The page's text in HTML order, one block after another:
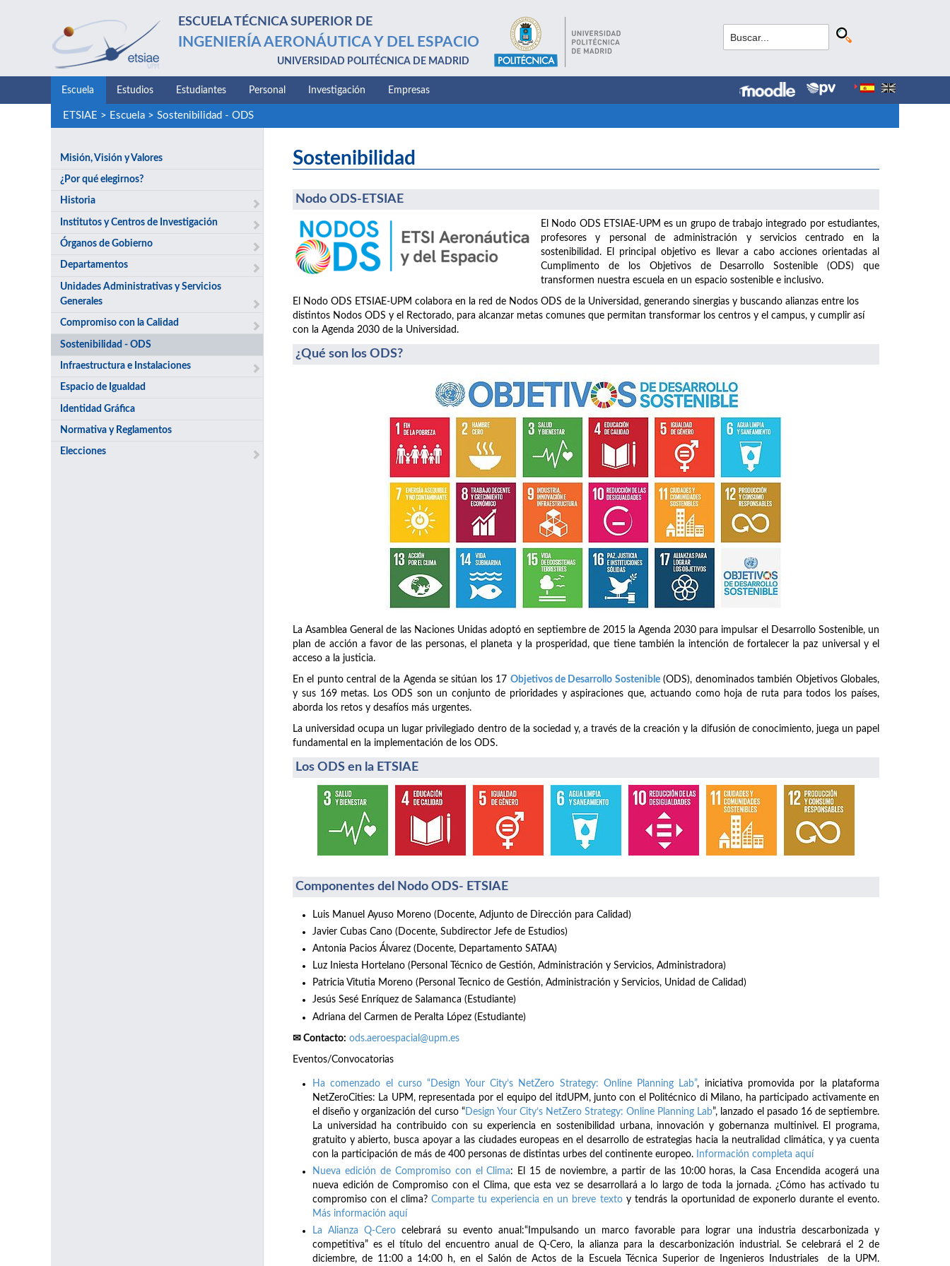
ESCUELA TÉCNICA SUPERIOR DE
INGENIERÍA AERONÁUTICA Y DEL ESPACIO
UNIVERSIDAD POLITÉCNICA DE MADRID
Escuela Estudios Estudiantes Personal Investigación Empresas
ETSIAE > Escuela> Sostenibilidad - ODS
Misión, Visión y Valores
¿Por qué elegirnos?
Historia
Institutos y Centros de Investigación
Órganos de Gobierno
Departamentos
Unidades Administrativas y Servicios
Generales
Compromiso con la Calidad
Sostenibilidad - ODS
Infraestructura e Instalaciones
Espacio de Igualdad
Identidad Gráfica
Normativa y Reglamentos
Elecciones
Sostenibilidad
Nodo ODS-ETSIAE
El Nodo ODS ETSIAE-UPM es un grupo de trabajo integrado por estudiantes,
profesores y personal de administración y servicios centrado en la
sostenibilidad. El principal objetivo es llevar a cabo acciones orientadas al
Cumplimento de los Objetivos de Desarrollo Sostenible (ODS) que
transformen nuestra escuela en un espacio sostenible e inclusivo.
El Nodo ODS ETSIAE-UPM colabora en la red de Nodos ODS de la Universidad, generando sinergias y buscando alianzas entre los
distintos Nodos ODS y el Rectorado, para alcanzar metas comunes que permitan transformar los centros y el campus, y cumplir así
con la Agenda 2030 de la Universidad.
¿Qué son los ODS?
La Asamblea General de las Naciones Unidas adoptó en septiembre de 2015 la Agenda 2030 para impulsar el Desarrollo Sostenible, un
plan de acción a favor de las personas, el planeta y la prosperidad, que tiene también la intención de fortalecer la paz universal y el
acceso a la justicia.
En el punto central de la Agenda se sitúan los 17 Objetivos de Desarrollo Sostenible(ODS), denominados también Objetivos Globales,
y sus 169 metas. Los ODS son un conjunto de prioridades y aspiraciones que, actuando como hoja de ruta para todos los países,
aborda los retos y desafíos más urgentes.
La universidad ocupa un lugar privilegiado dentro de la sociedad y, a través de la creación y la difusión de conocimiento, juega un papel
fundamental en la implementación de los ODS.
Los ODS en la ETSIAE
Componentes del Nodo ODS- ETSIAE
Luis Manuel Ayuso Moreno (Docente, Adjunto de Dirección para Calidad)
Javier Cubas Cano (Docente, Subdirector Jefe de Estudios)
Antonia Pacios Álvarez (Docente, Departamento SATAA)
Luz Iniesta Hortelano (Personal Técnico de Gestión, Administración y Servicios, Administradora)
Patricia Vitutia Moreno (Personal Tecnico de Gestión, Administración y Servicios, Unidad de Calidad)
Jesús Sesé Enríquez de Salamanca (Estudiante)
Adriana del Carmen de Peralta López (Estudiante)
✉ Contacto: ods.aeroespacial@upm.es
Eventos/Convocatorias
Ha comenzado el curso “Design Your City’s NetZero Strategy: Online Planning Lab”, iniciativa promovida por la plataforma
NetZeroCities: La UPM, representada por el equipo del itdUPM, junto con el Politécnico di Milano, ha participado activamente en
el diseño y organización del curso “Design Your City’s NetZero Strategy: Online Planning Lab”, lanzado el pasado 16 de septiembre.
La universidad ha contribuido con su experiencia en sostenibilidad urbana, innovación y gobernanza multinivel. El programa,
gratuito y abierto, busca apoyar a las ciudades europeas en el desarrollo de estrategias hacia la neutralidad climática, y ya cuenta
con la participación de más de 400 personas de distintas urbes del continente europeo.
Información completa aquí
Nueva edición de Compromiso con el Clima: El 15 de noviembre, a partir de las 10:00 horas, la Casa Encendida acogerá una
nueva edición de Compromiso con el Clima, que esta vez se desarrollará a lo largo de toda la jornada. ¿Cómo has activado tu
compromiso con el clima?Comparte tu experiencia en un breve textoy tendrás la oportunidad de exponerlo durante el evento.
Más información aquí
La Alianza Q-Cero celebrará su evento anual:“Impulsando un marco favorable para lograr una industria descarbonizada y
competitiva” es el título del encuentro anual de Q-Cero, la alianza para la descarbonización industrial. Se celebrará el 2 de
diciembre, de 11:00 a 14:00 h, en el Salón de Actos de la Escuela Técnica Superior de Ingenieros Industriales de la UPM.